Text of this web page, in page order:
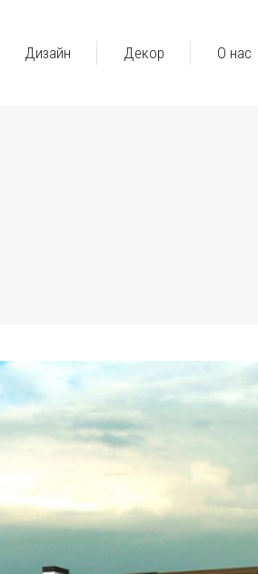
Дизайн Декор О нас